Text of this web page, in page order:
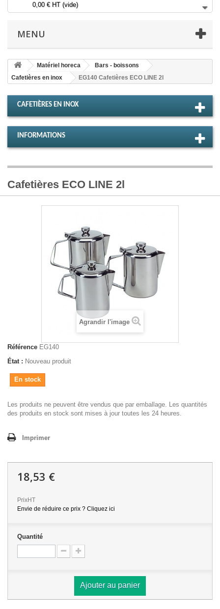
0,00 €HT (vide)
MENU
Matériel horeca
Bars - boissons
Cafetières en inox
EG140 Cafetières ECO LINE 2l
CAFETIÈRES EN INOX
INFORMATIONS
Cafetières ECO LINE 2l
Agrandir l'image
Référence EG140
État : Nouveau produit
En stock
Les produits ne peuvent être vendus que par emballage. Les quantités
des produits en stock sont mises à jour toutes les 24 heures.
Imprimer
18,53 €
PrixHT
Envie de réduire ce prix ? Cliquez ici
Quantité
Ajouter au panier